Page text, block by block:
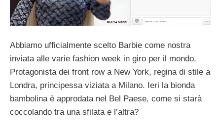
Abbiamo ufficialmente scelto Barbie come nostra
inviata alle varie fashion week in giro per il mondo.
Protagonista dei front row a New York, regina di stile a
Londra, principessa viziata a Milano. Ieri la bionda
bambolina è approdata nel Bel Paese, come si starà
coccolando tra una sfilata e l’altra?